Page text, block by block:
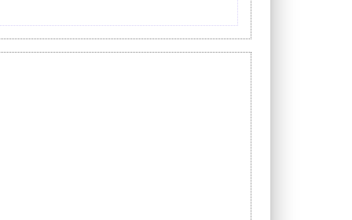
en lugar de exponerlo a la fuerte luz solar. Si